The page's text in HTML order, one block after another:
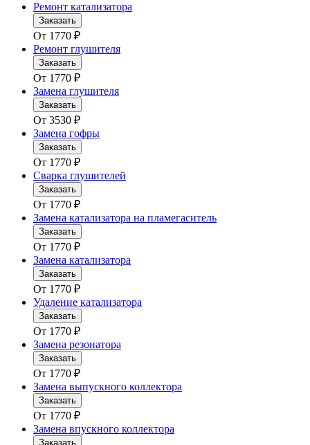
Ремонт катализатора
Заказать
От 1770 ₽
Ремонт глушителя
Заказать
От 1770 ₽
Замена глушителя
Заказать
От 3530 ₽
Замена гофры
Заказать
От 1770 ₽
Сварка глушителей
Заказать
От 1770 ₽
Замена катализатора на пламегаситель
Заказать
От 1770 ₽
Замена катализатора
Заказать
От 1770 ₽
Удаление катализатора
Заказать
От 1770 ₽
Замена резонатора
Заказать
От 1770 ₽
Замена выпускного коллектора
Заказать
От 1770 ₽
Замена впускного коллектора
Заказать